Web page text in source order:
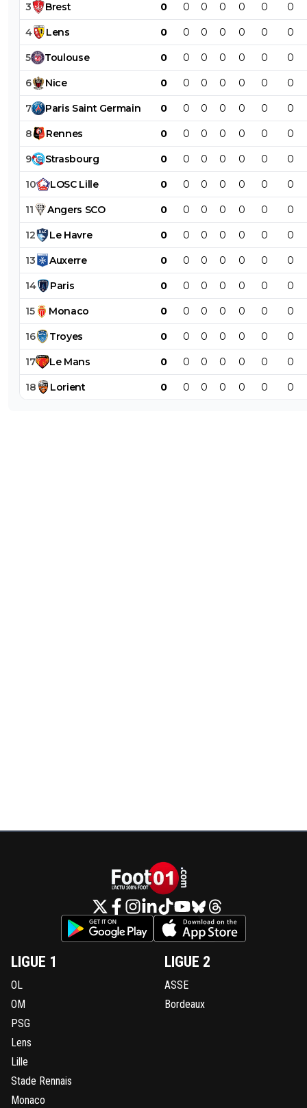
3 Brest 0 0 0 0 0 0 0
4 Lens 0 0 0 0 0 0 0
5 Toulouse 0 0 0 0 0 0 0
6 Nice 0 0 0 0 0 0 0
7 Paris Saint Germain 0 0 0 0 0 0 0
8 Rennes 0 0 0 0 0 0 0
9 Strasbourg 0 0 0 0 0 0 0
10 LOSC Lille 0 0 0 0 0 0 0
11 Angers SCO 0 0 0 0 0 0 0
12 Le Havre 0 0 0 0 0 0 0
13 Auxerre 0 0 0 0 0 0 0
14 Paris 0 0 0 0 0 0 0
15 Monaco 0 0 0 0 0 0 0
16 Troyes 0 0 0 0 0 0 0
17 Le Mans 0 0 0 0 0 0 0
18 Lorient 0 0 0 0 0 0 0
LIGUE 1
OL
OM
PSG
Lens
Lille
Stade Rennais
Monaco
LIGUE 2
ASSE
Bordeaux